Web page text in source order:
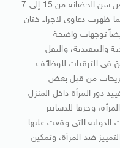
لعقود طويلة، فيما يتعلق بالخلع، وخفض سن الحضانة من 15 إلى 7
ظهرت دعاوى لاجراء ختان
توجهات واضحة
والتنفيذية، والنقل
فى الترقيات للوظائف
من قبل بعض
دور المرأة داخل المنزل
وخرقا للدساتير
الدولية التى وقعت عليها
ضد المرأة، وتمكين